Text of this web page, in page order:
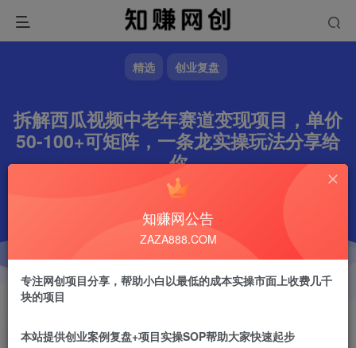
精选 创业复盘
拆解西瓜视频中老年赛道变现项目，单价
50-100+可矩阵，一条龙实操玩法分享给
你
阅读耗时
更新时间
镇山的虎
知赚网公告
ZAZA888.COM
专注网创项目分享，帮助小白以最低的成本实操市面上收费几千
块的项目
本站提供创业案例复盘+项目实操SOP帮助大家快速起步